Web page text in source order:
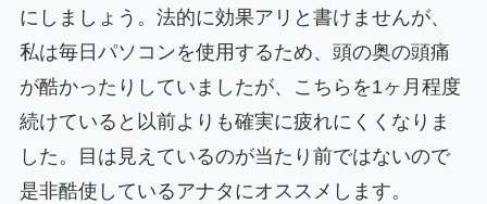
にしましょう。法的に効果アリと書けませんが、
私は毎日パソコンを使用するため、頭の奥の頭痛
が酷かったりしていましたが、こちらを1ヶ月程度
続けていると以前よりも確実に疲れにくくなりま
した。目は見えているのが当たり前ではないので
是非酷使しているアナタにオススメします。